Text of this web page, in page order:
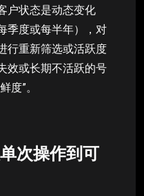
户状态是动态变化
季度或每半年），对
行重新筛选或活跃度
效或长期不活跃的号
度”。
次操作到可